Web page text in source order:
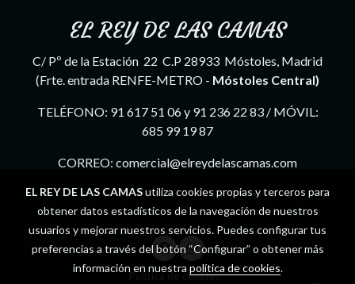
EL REY DE LAS CAMAS
C/ Pº de la Estación 22 C.P 28933 Móstoles, Madrid
(Frte. entrada RENFE-METRO - Móstoles Central)
TELÉFONO: 91 617 51 06 y 91 236 22 83 / MÓVIL:
685 99 19 87
CORREO: comercial@elreydelascamas.com
Política de cookies
EL REY DE LAS CAMASutiliza cookies propias y terceros para
obtener datos estadísticos de la navegación de nuestros
usuarios y mejorar nuestros servicios. Puedes configurar tus
preferencias a través del botón “Configurar” o obtener más
información en nuestra política de cookies.